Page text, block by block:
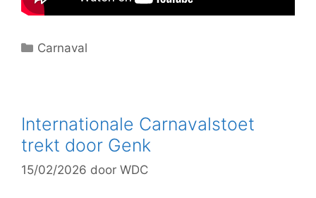
C
g
o
r
i
Carnaval
Internationale Carnavalstoet
trekt door Genk
15/02/2026 door WDC